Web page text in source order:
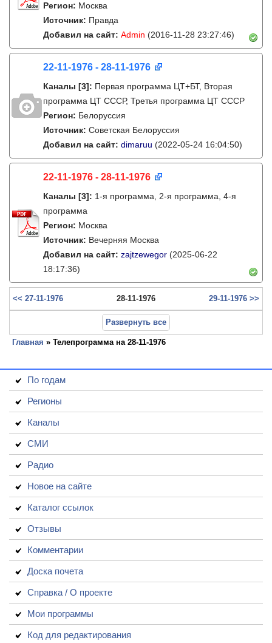
Регион: Москва
Источник: Правда
Добавил на сайт: Admin (2016-11-28 23:27:46)
22-11-1976 - 28-11-1976
Каналы [3]: Первая программа ЦТ+БТ, Вторая
программа ЦТ ССCР, Третья программа ЦТ ССCР
Регион: Белоруссия
Источник: Советская Белоруссия
Добавил на сайт: dimaruu (2022-05-24 16:04:50)
22-11-1976 - 28-11-1976
Каналы [3]: 1-я программа, 2-я программа, 4-я
программа
Регион: Москва
Источник: Вечерняя Москва
Добавил на сайт: zajtzewegor (2025-06-22
18:17:36)
<< 27-11-1976 28-11-1976 29-11-1976 >>
Развернуть все
Главная » Телепрограмма на 28-11-1976
По годам
Регионы
Каналы
СМИ
Радио
Новое на сайте
Каталог ссылок
Отзывы
Комментарии
Доска почета
Справка / О проекте
Мои программы
Код для редактирования